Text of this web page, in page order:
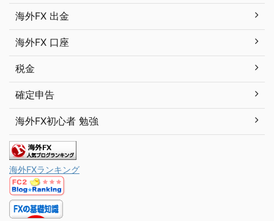
海外FX 出金
海外FX 口座
税金
確定申告
海外FX初心者 勉強
海外FXランキング